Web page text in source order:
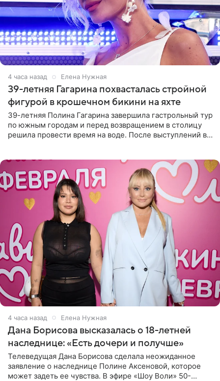
4 часа назад Елена Нужная
39-летняя Гагарина похвасталась стройной
фигурой в крошечном бикини на яхте
39-летняя Полина Гагарина завершила гастрольный тур
по южным городам и перед возвращением в столицу
решила провести время на воде. После выступлений в
4 часа назад Елена Нужная
Дана Борисова высказалась о 18-летней
наследнице: «Есть дочери и получше»
Телеведущая Дана Борисова сделала неожиданное
заявление о наследнице Полине Аксеновой, которое
может задеть ее чувства. В эфире «Шоу Воли» 50-